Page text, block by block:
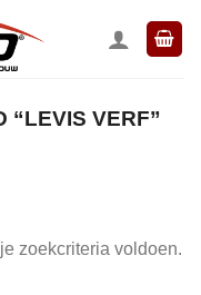
“LEVIS VERF”
zoekcriteria voldoen.